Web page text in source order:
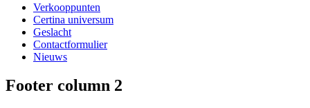
Verkooppunten
Certina universum
Geslacht
Contactformulier
Nieuws
Footer column 2